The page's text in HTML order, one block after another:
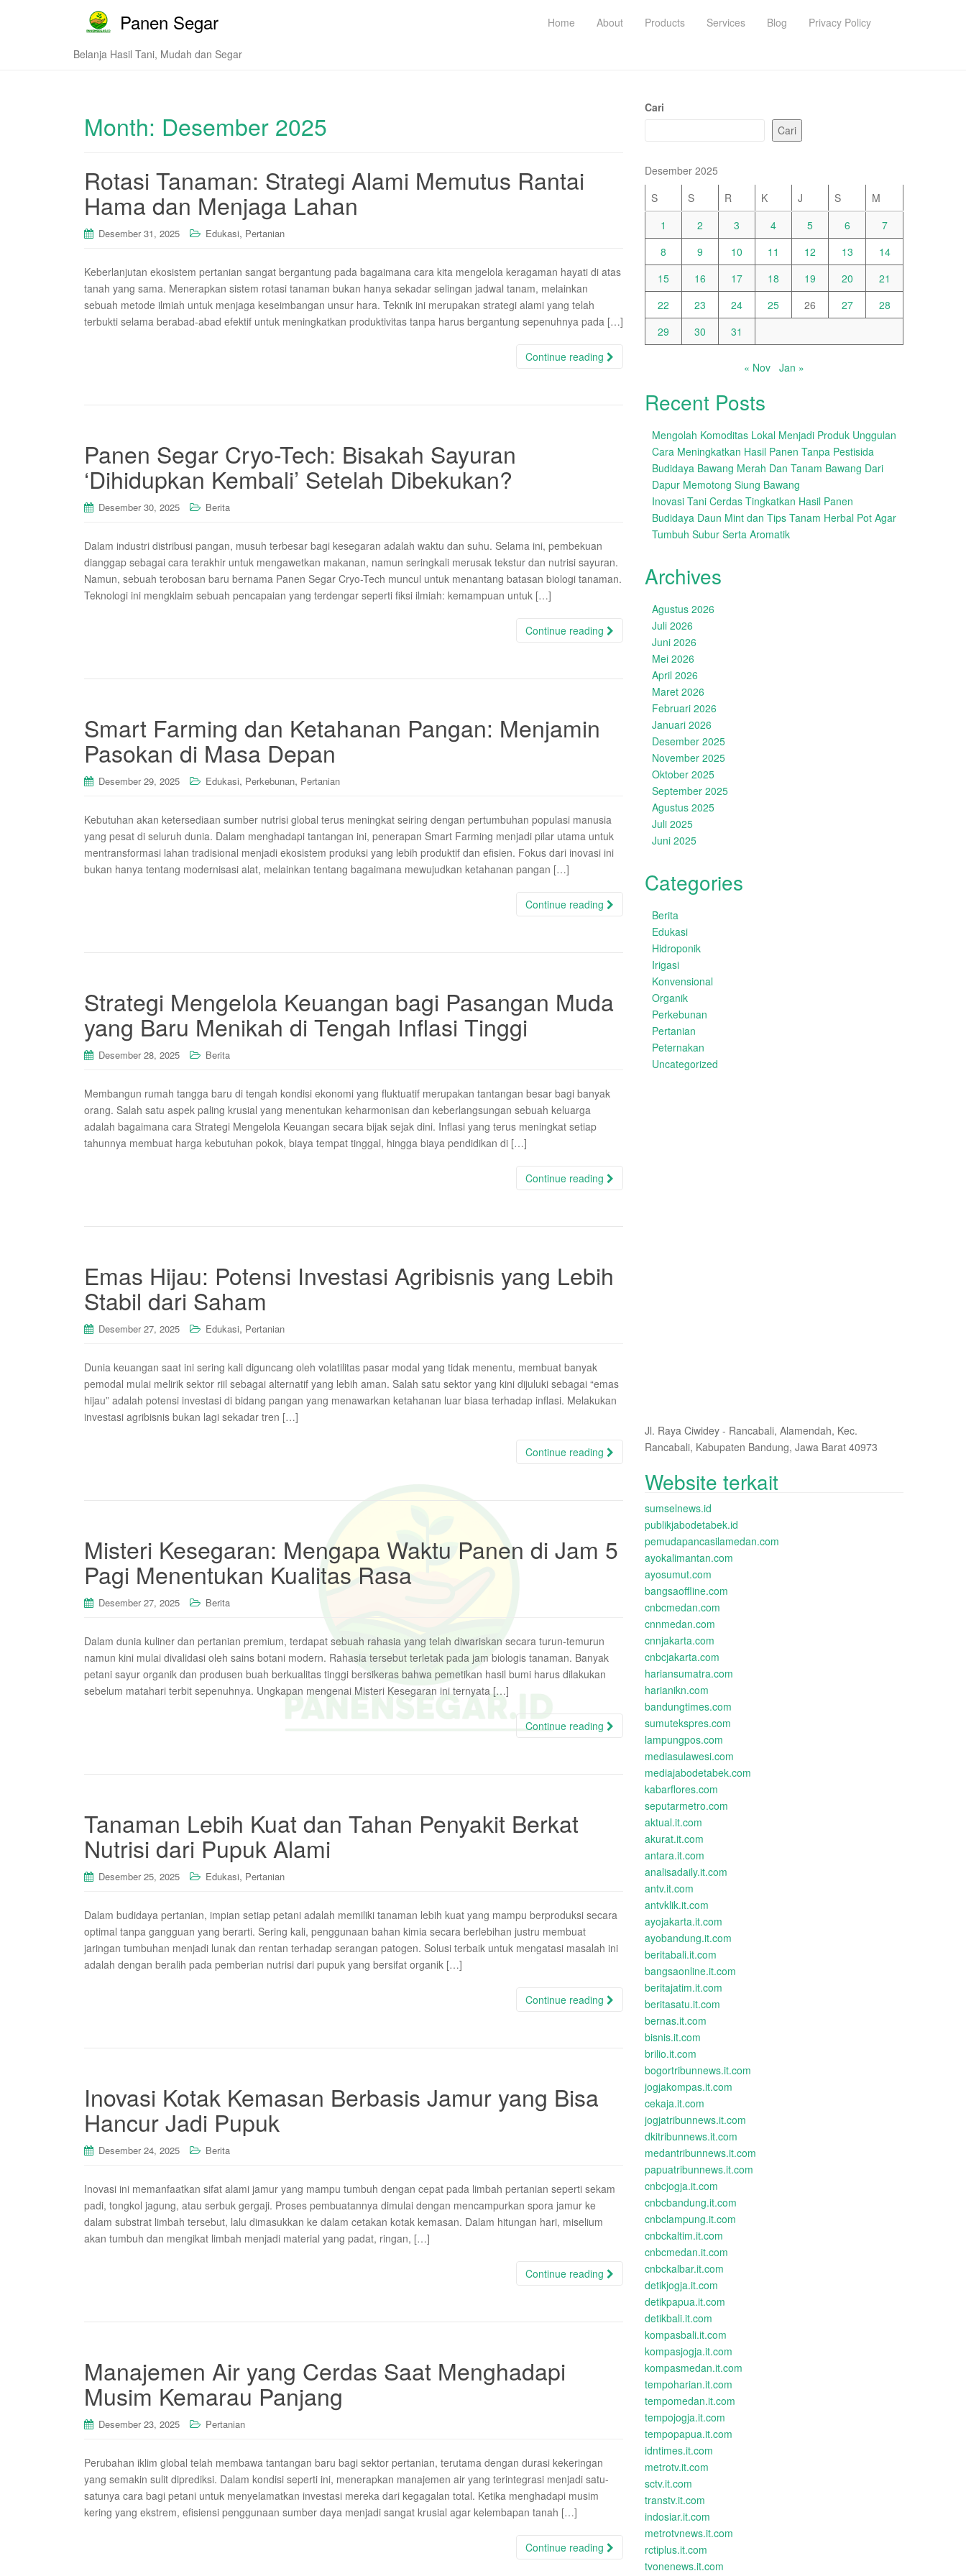
Panen Segar
Belanja Hasil Tani, Mudah dan Segar
Home About Products Services Blog Privacy Policy
Month: Desember 2025
Rotasi Tanaman: Strategi Alami Memutus Rantai
Hama dan Menjaga Lahan
Desember 31, 2025 Edukasi, Pertanian
Keberlanjutan ekosistem pertanian sangat bergantung pada bagaimana cara kita mengelola keragaman hayati di atas
tanah yang sama. Menerapkan sistem rotasi tanaman bukan hanya sekadar selingan jadwal tanam, melainkan
sebuah metode ilmiah untuk menjaga keseimbangan unsur hara. Teknik ini merupakan strategi alami yang telah
terbukti selama berabad-abad efektif untuk meningkatkan produktivitas tanpa harus bergantung sepenuhnya pada […]
Continue reading
Panen Segar Cryo-Tech: Bisakah Sayuran
‘Dihidupkan Kembali’ Setelah Dibekukan?
Desember 30, 2025 Berita
Dalam industri distribusi pangan, musuh terbesar bagi kesegaran adalah waktu dan suhu. Selama ini, pembekuan
dianggap sebagai cara terakhir untuk mengawetkan makanan, namun seringkali merusak tekstur dan nutrisi sayuran.
Namun, sebuah terobosan baru bernama Panen Segar Cryo-Tech muncul untuk menantang batasan biologi tanaman.
Teknologi ini mengklaim sebuah pencapaian yang terdengar seperti fiksi ilmiah: kemampuan untuk […]
Continue reading
Smart Farming dan Ketahanan Pangan: Menjamin
Pasokan di Masa Depan
Desember 29, 2025 Edukasi, Perkebunan, Pertanian
Kebutuhan akan ketersediaan sumber nutrisi global terus meningkat seiring dengan pertumbuhan populasi manusia
yang pesat di seluruh dunia. Dalam menghadapi tantangan ini, penerapan Smart Farming menjadi pilar utama untuk
mentransformasi lahan tradisional menjadi ekosistem produksi yang lebih produktif dan efisien. Fokus dari inovasi ini
bukan hanya tentang modernisasi alat, melainkan tentang bagaimana mewujudkan ketahanan pangan […]
Continue reading
Strategi Mengelola Keuangan bagi Pasangan Muda
yang Baru Menikah di Tengah Inflasi Tinggi
Desember 28, 2025 Berita
Membangun rumah tangga baru di tengah kondisi ekonomi yang fluktuatif merupakan tantangan besar bagi banyak
orang. Salah satu aspek paling krusial yang menentukan keharmonisan dan keberlangsungan sebuah keluarga
adalah bagaimana cara Strategi Mengelola Keuangan secara bijak sejak dini. Inflasi yang terus meningkat setiap
tahunnya membuat harga kebutuhan pokok, biaya tempat tinggal, hingga biaya pendidikan di […]
Continue reading
Emas Hijau: Potensi Investasi Agribisnis yang Lebih
Stabil dari Saham
Desember 27, 2025 Edukasi, Pertanian
Dunia keuangan saat ini sering kali diguncang oleh volatilitas pasar modal yang tidak menentu, membuat banyak
pemodal mulai melirik sektor riil sebagai alternatif yang lebih aman. Salah satu sektor yang kini dijuluki sebagai “emas
hijau” adalah potensi investasi di bidang pangan yang menawarkan ketahanan luar biasa terhadap inflasi. Melakukan
investasi agribisnis bukan lagi sekadar tren […]
Continue reading
Misteri Kesegaran: Mengapa Waktu Panen di Jam 5
Pagi Menentukan Kualitas Rasa
Desember 27, 2025 Berita
Dalam dunia kuliner dan pertanian premium, terdapat sebuah rahasia yang telah diwariskan secara turun-temurun
namun kini mulai divalidasi oleh sains botani modern. Rahasia tersebut terletak pada jam biologis tanaman. Banyak
petani sayur organik dan produsen buah berkualitas tinggi bersikeras bahwa pemetikan hasil bumi harus dilakukan
sebelum matahari terbit sepenuhnya. Ungkapan mengenai Misteri Kesegaran ini ternyata […]
Continue reading
Tanaman Lebih Kuat dan Tahan Penyakit Berkat
Nutrisi dari Pupuk Alami
Desember 25, 2025 Edukasi, Pertanian
Dalam budidaya pertanian, impian setiap petani adalah memiliki tanaman lebih kuat yang mampu berproduksi secara
optimal tanpa gangguan yang berarti. Sering kali, penggunaan bahan kimia secara berlebihan justru membuat
jaringan tumbuhan menjadi lunak dan rentan terhadap serangan patogen. Solusi terbaik untuk mengatasi masalah ini
adalah dengan beralih pada pemberian nutrisi dari pupuk yang bersifat organik […]
Continue reading
Inovasi Kotak Kemasan Berbasis Jamur yang Bisa
Hancur Jadi Pupuk
Desember 24, 2025 Berita
Inovasi ini memanfaatkan sifat alami jamur yang mampu tumbuh dengan cepat pada limbah pertanian seperti sekam
padi, tongkol jagung, atau serbuk gergaji. Proses pembuatannya dimulai dengan mencampurkan spora jamur ke
dalam substrat limbah tersebut, lalu dimasukkan ke dalam cetakan kotak kemasan. Dalam hitungan hari, miselium
akan tumbuh dan mengikat limbah menjadi material yang padat, ringan, […]
Continue reading
Manajemen Air yang Cerdas Saat Menghadapi
Musim Kemarau Panjang
Desember 23, 2025 Pertanian
Perubahan iklim global telah membawa tantangan baru bagi sektor pertanian, terutama dengan durasi kekeringan
yang semakin sulit diprediksi. Dalam kondisi seperti ini, menerapkan manajemen air yang terintegrasi menjadi satu-
satunya cara bagi petani untuk menyelamatkan investasi mereka dari kegagalan total. Ketika menghadapi musim
kering yang ekstrem, efisiensi penggunaan sumber daya menjadi sangat krusial agar kelembapan tanah […]
Continue reading
Cari
Cari
Desember 2025
S
S R K J S
M
1
2 3 4 5 6
7
8
9 10 11 12 13
14
15
16 17 18 19 20
21
22
23 24 25 26 27
28
29
30 31
« Nov Jan »
Recent Posts
Mengolah Komoditas Lokal Menjadi Produk Unggulan
Cara Meningkatkan Hasil Panen Tanpa Pestisida
Budidaya Bawang Merah Dan Tanam Bawang Dari
Dapur Memotong Siung Bawang
Inovasi Tani Cerdas Tingkatkan Hasil Panen
Budidaya Daun Mint dan Tips Tanam Herbal Pot Agar
Tumbuh Subur Serta Aromatik
Archives
Agustus 2026
Juli 2026
Juni 2026
Mei 2026
April 2026
Maret 2026
Februari 2026
Januari 2026
Desember 2025
November 2025
Oktober 2025
September 2025
Agustus 2025
Juli 2025
Juni 2025
Categories
Berita
Edukasi
Hidroponik
Irigasi
Konvensional
Organik
Perkebunan
Pertanian
Peternakan
Uncategorized
Jl. Raya Ciwidey - Rancabali, Alamendah, Kec.
Rancabali, Kabupaten Bandung, Jawa Barat 40973
Website terkait
sumselnews.id
publikjabodetabek.id
pemudapancasilamedan.com
ayokalimantan.com
ayosumut.com
bangsaoffline.com
cnbcmedan.com
cnnmedan.com
cnnjakarta.com
cnbcjakarta.com
hariansumatra.com
harianikn.com
bandungtimes.com
sumutekspres.com
lampungpos.com
mediasulawesi.com
mediajabodetabek.com
kabarflores.com
seputarmetro.com
aktual.it.com
akurat.it.com
antara.it.com
analisadaily.it.com
antv.it.com
antvklik.it.com
ayojakarta.it.com
ayobandung.it.com
beritabali.it.com
bangsaonline.it.com
beritajatim.it.com
beritasatu.it.com
bernas.it.com
bisnis.it.com
brilio.it.com
bogortribunnews.it.com
jogjakompas.it.com
cekaja.it.com
jogjatribunnews.it.com
dkitribunnews.it.com
medantribunnews.it.com
papuatribunnews.it.com
cnbcjogja.it.com
cnbcbandung.it.com
cnbclampung.it.com
cnbckaltim.it.com
cnbcmedan.it.com
cnbckalbar.it.com
detikjogja.it.com
detikpapua.it.com
detikbali.it.com
kompasbali.it.com
kompasjogja.it.com
kompasmedan.it.com
tempoharian.it.com
tempomedan.it.com
tempojogja.it.com
tempopapua.it.com
idntimes.it.com
metrotv.it.com
sctv.it.com
transtv.it.com
indosiar.it.com
metrotvnews.it.com
rctiplus.it.com
tvonenews.it.com